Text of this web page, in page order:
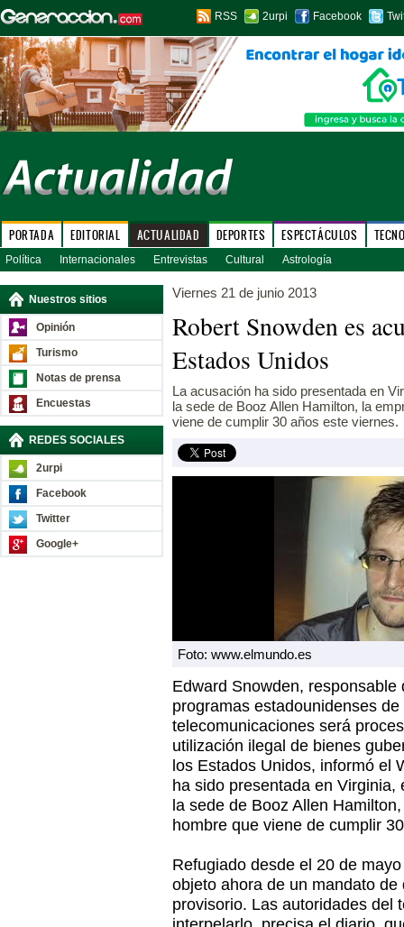
RSS 2urpi Facebook
PORTADA EDITORIAL ACTUALIDAD DEPORTES ESPECTÁCULOS
Política Internacionales Entrevistas Cultural Astrología
Nuestros sitios
Opinión
Turismo
Notas de prensa
Encuestas
REDES SOCIALES
2urpi
Facebook
Twitter
Google+
Viernes 21 de junio 2013
Robert Snowden es
Estados Unidos
La acusación ha sido presentada en
la sede de Booz Allen Hamilton, la
viene de cumplir 30 años este viernes.
Foto: www.elmundo.es
Edward Snowden,
programas estadounidenses
telecomunicaciones será
utilización ilegal de bienes
los Estados Unidos, informó el
ha sido presentada en
la sede de Booz Allen
hombre que viene de cumplir
Refugiado desde el 20 de
objeto ahora de un mandato
provisorio. Las autoridades del